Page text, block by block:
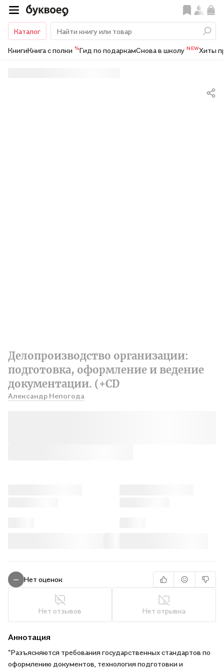
Каталог
КнигиКнига с полки %Гид по подаркамСнова в школу NEWХиты
Делопроизводство организации:
подготовка, оформление и ведение
документации. (+CD
Александр Непогода
— Нет оценок
Нет отзывов Нет отрывка
Аннотация
"Разъясняются требования государственных стандартов по
оформлению документов, технология подготовки и